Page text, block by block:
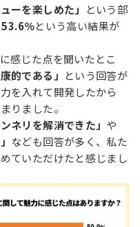
ーを楽しめた」
という部
53.6％という高い結果が
感じた点を聞いたとこ
的である」 という回答が
を入れて開発したから
りました。
ンネリを解消できた」 や
なども回答が多く、私た
ていただけたと感じまし